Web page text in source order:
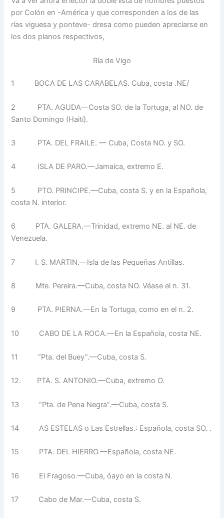
por Colón en -América y que corresponden a los de las
rías viguesa y ponteve- dresa como pueden apreciarse en
los dos planos respectivos,
Ría de Vigo
1 BOCA DE LAS CARABELAS. Cuba, costa .NE/
2 PTA. AGUDA—Costa SO. de la Tortuga, al NO. de
Santo Do­mingo (Haití).
3 PTA. DEL FRAILE. — Cuba, Costa NO. y SO.
4 ISLA DE PARO.—Jamaica, ex­tremo E.
5 PTO. PRINCIPE.—Cuba, costa S. y en la Española,
costa N. in­terior.
6 PTA. GALERA.—Trinidad, ex­tremo NE. al NE. de
Venezuela.
7 I. S. MARTIN.—Isla de las Pe­queñas Antillas.
8 Mte. Pereira.—Cuba, costa NO. Véase el n. 31.
9 PTA. PIERNA.—En la Tortuga, como en el n. 2.
10 CABO DE LA ROCA.—En la Española, costa NE.
11“Pta. del Buey”.—Cuba, cos­ta S.
12. PTA. S. ANTONIO.—Cuba, ex­tremo O.
13“Pta. de Pena Negra”.—Cuba, costa S.
14 AS ESTELAS o Las Estrellas.: Española, costa SO. .
15 PTA. DEL HIERRO.—Españo­la, costa NE.
16 El Fragoso.—Cuba, óayo en la costa N.
17 Cabo de Mar.—Cuba, costa S.